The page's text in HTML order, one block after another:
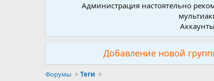
Администрация настоятельно
Добавление новой
Форумы Теги